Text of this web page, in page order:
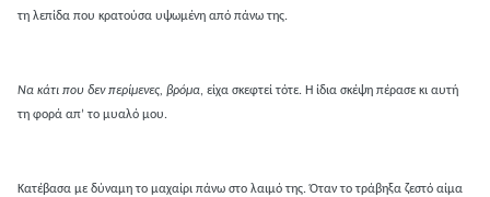
τη λεπίδα που κρατούσα υψωμένη από πάνω της.
Να κάτι που δεν περίμενες, βρόμα, είχα σκεφτεί τότε. Η ίδια σκέψη πέρασε κι αυτή
τη φορά απ’ το μυαλό μου.
Κατέβασα με δύναμη το μαχαίρι πάνω στο λαιμό της. Όταν το τράβηξα ζεστό αίμα